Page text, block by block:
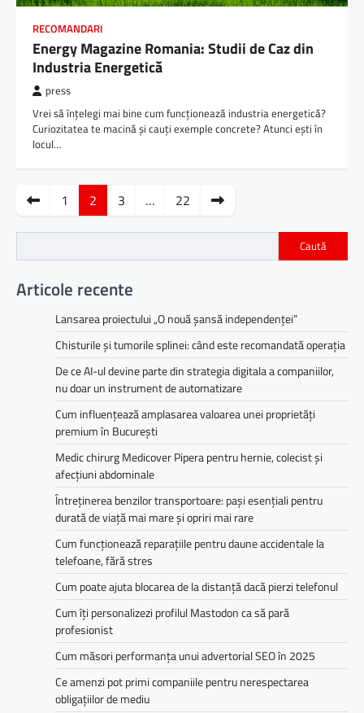
RECOMANDARI
Energy Magazine Romania: Studii de Caz din
Industria Energetică
press
Vrei să înțelegi mai bine cum funcționează industria energetică?
Curiozitatea te macină și cauți exemple concrete? Atunci ești în
locul…
Paginație
articole
1 2 3 … 22
Caută
Articole recente
Lansarea proiectului „O nouă șansă independenței”
Chisturile și tumorile splinei: când este recomandată operația
De ce AI-ul devine parte din strategia digitala a companiilor,
nu doar un instrument de automatizare
Cum influențează amplasarea valoarea unei proprietăți
premium în București
Medic chirurg Medicover Pipera pentru hernie, colecist și
afecțiuni abdominale
Întreținerea benzilor transportoare: pași esențiali pentru
durată de viață mai mare și opriri mai rare
Cum funcționează reparațiile pentru daune accidentale la
telefoane, fără stres
Cum poate ajuta blocarea de la distanță dacă pierzi telefonul
Cum îți personalizezi profilul Mastodon ca să pară
profesionist
Cum măsori performanța unui advertorial SEO în 2025
Ce amenzi pot primi companiile pentru nerespectarea
obligațiilor de mediu­­